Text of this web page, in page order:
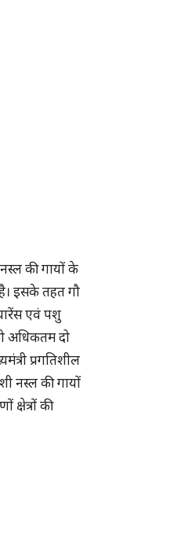
की गायों के
इसके तहत गौ
एवं पशु
अधिकतम दो
प्रगतिशील
नस्ल की गायों
क्षेत्रों की